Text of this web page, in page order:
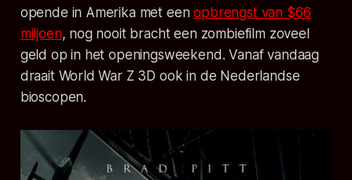
opende in Amerika met eenopbrengst van $66
miljoen, nog nooit bracht een zombiefilm zoveel
geld op in het openingsweekend. Vanaf vandaag
draait World War Z 3D ook in de Nederlandse
bioscopen.